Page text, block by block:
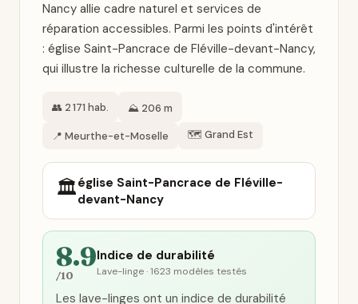
Nancy allie cadre naturel et services de
réparation accessibles. Parmi les points d'intérêt
: église Saint-Pancrace de Fléville-devant-Nancy,
qui illustre la richesse culturelle de la commune.
👥 2 171 hab. ⛰️ 206 m
📍 Meurthe-et-Moselle 🗺️ Grand Est
🏛️église Saint-Pancrace de Fléville-
devant-Nancy
8.9
/10
Indice de durabilité
Lave-linge · 1623 modèles testés
Les lave-linges ont un indice de durabilité